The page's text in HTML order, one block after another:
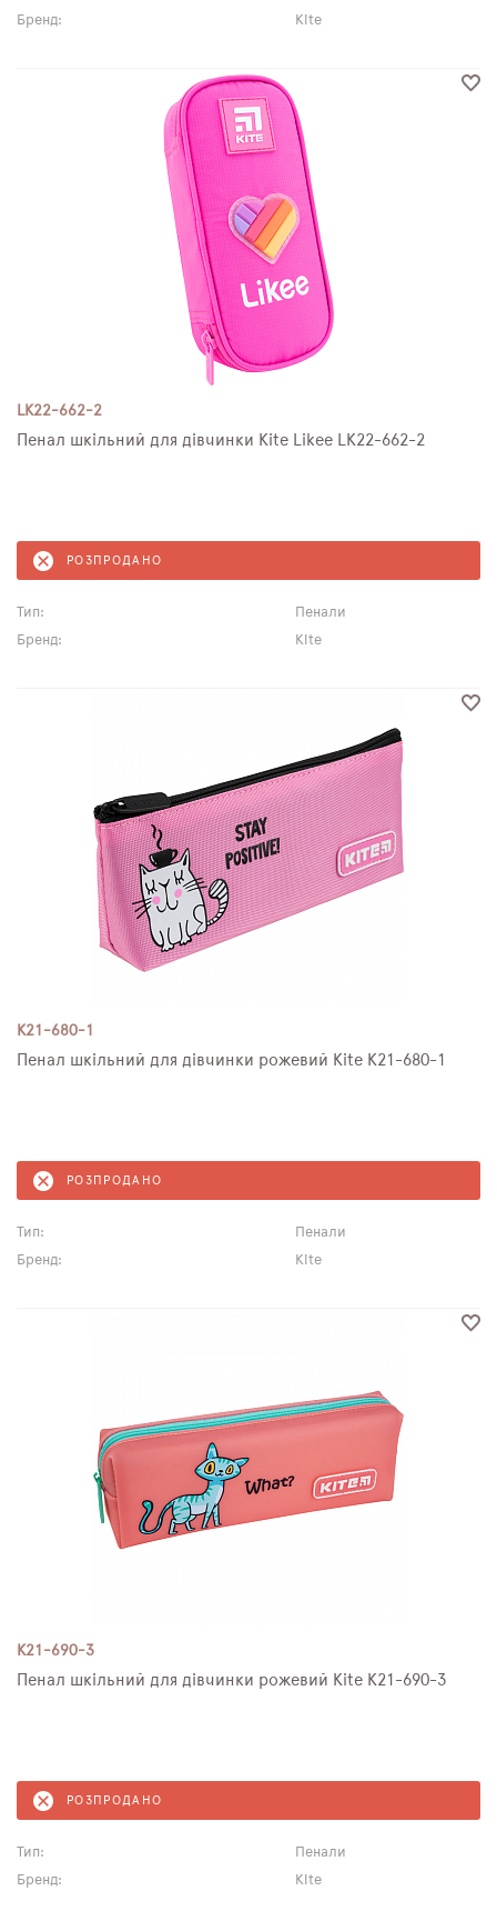
Бренд:
Kite
LK22-662-2
Пенал шкільний для дівчинки Kite Likee LK22-662-2
РОЗПРОДАНО
Тип:
Пенали
Бренд:
Kite
K21-680-1
Пенал шкільний для дівчинки рожевий Kite K21-680-1
РОЗПРОДАНО
Тип:
Пенали
Бренд:
Kite
K21-690-3
Пенал шкільний для дівчинки рожевий Kite K21-690-3
РОЗПРОДАНО
Тип:
Пенали
Бренд:
Kite